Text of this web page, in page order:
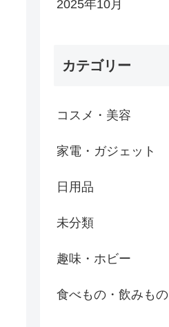
2025年10月
カテゴリー
コスメ・美容
家電・ガジェット
日用品
未分類
趣味・ホビー
食べもの・飲みもの